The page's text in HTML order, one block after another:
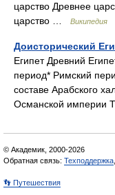
царство Древнее
царство …
Википедия
Доисторический
Египет Древний
период* Римский
составе Арабского
Османской империи
© Академик, 2000-2026
Обратная связь: Техподдержка
👣 Путешествия